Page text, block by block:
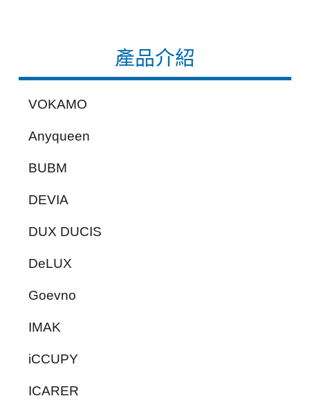
產品介紹
VOKAMO
Anyqueen
BUBM
DEVIA
DUX DUCIS
DeLUX
Goevno
IMAK
iCCUPY
ICARER